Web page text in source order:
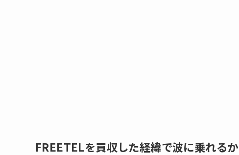
FREETELを買収した経緯で波に乗れるか